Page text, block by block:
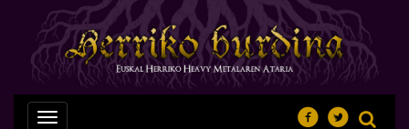
Nabegazioa